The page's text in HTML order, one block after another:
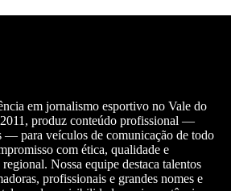
em jornalismo esportivo no Vale do
produz conteúdo profissional —
— para veículos de comunicação de todo
com ética, qualidade e
Nossa equipe destaca talentos
profissionais e grandes nomes e